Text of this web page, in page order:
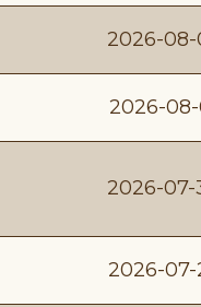
2026-08-
2026-08-
2026-07-
2026-07-